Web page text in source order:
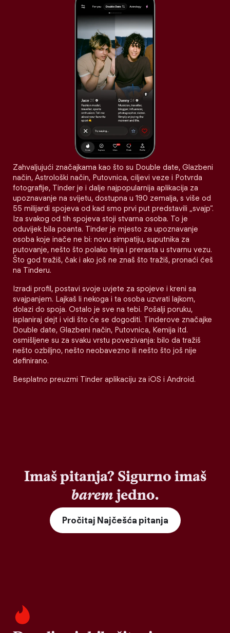
Zahvaljujući značajkama kao što su Double date, Glazbeni
način, Astrološki način, Putovnica, ciljevi veze i Potvrda
fotografije, Tinder je i dalje najpopularnija aplikacija za
upoznavanje na svijetu, dostupna u 190 zemalja, s više od
55 milijardi spojeva od kad smo prvi put predstavili „svajp“.
Iza svakog od tih spojeva stoji stvarna osoba. To je
oduvijek bila poanta. Tinder je mjesto za upoznavanje
osoba koje inače ne bi: novu simpatiju, suputnika za
putovanje, nešto što polako tinja i prerasta u stvarnu vezu.
Što god tražiš, čak i ako još ne znaš što tražiš, pronaći ćeš
na Tinderu.
Izradi profil, postavi svoje uvjete za spojeve i kreni sa
svajpanjem. Lajkaš li nekoga i ta osoba uzvrati lajkom,
dolazi do spoja. Ostalo je sve na tebi. Pošalji poruku,
isplaniraj dejt i vidi što će se dogoditi. Tinderove značajke
Double date, Glazbeni način, Putovnica, Kemija itd.
osmišljene su za svaku vrstu povezivanja: bilo da tražiš
nešto ozbiljno, nešto neobavezno ili nešto što još nije
definirano.
Besplatno preuzmi Tinder aplikaciju za iOS i Android.
Imaš pitanja? Sigurno imaš
baremjedno.
Pročitaj Najčešća pitanja